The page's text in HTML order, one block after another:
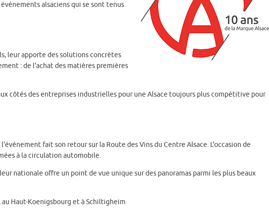
alsaciens qui se sont tenus
leur apporte des solutions concrètes
: de l'achat des matières premières
côtés des entreprises industrielles pour une Alsace toujours plus compétitive pour
fait son retour sur la Route des Vins du Centre Alsace. L'occasion de
à la circulation automobile.
nationale offre un point de vue unique sur des panoramas parmi les plus beaux
Haut-Koenigsbourg et à Schiltigheim